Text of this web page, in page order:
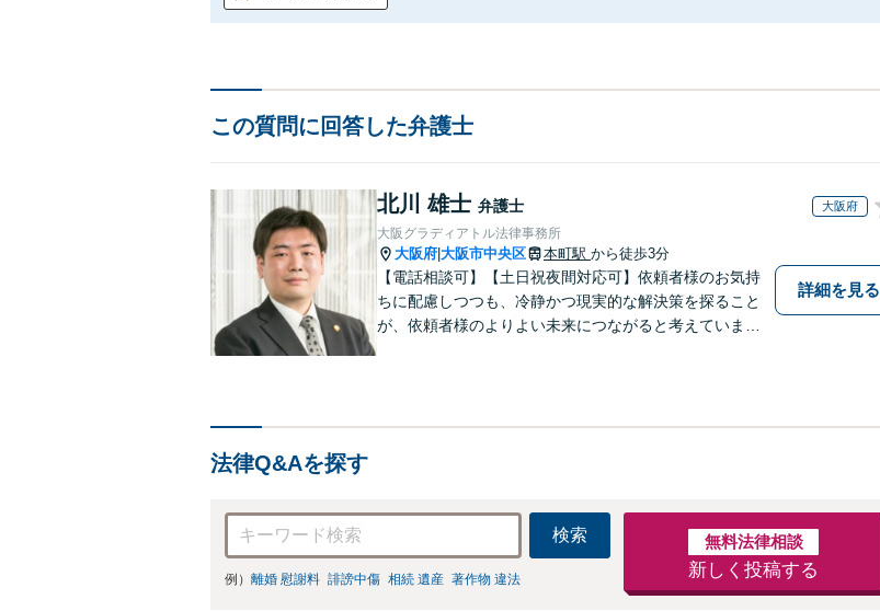
この質問に回答した弁護士
北川 雄士 弁護士 大阪府
大阪グラディアトル法律事務所
大阪府 大阪市中央区 本町駅 から徒歩3分
【電話相談可】【土日祝夜間対応可】依頼者様のお気持
ちに配慮しつつも、冷静かつ現実的な解決策を探ること
が、依頼者様のよりよい未来につながると考えていま
詳細を見る
法律Q&Aを探す
検索
例） 離婚 慰謝料 誹謗中傷 相続 遺産 著作物 違法
無料法律相談
新しく投稿する